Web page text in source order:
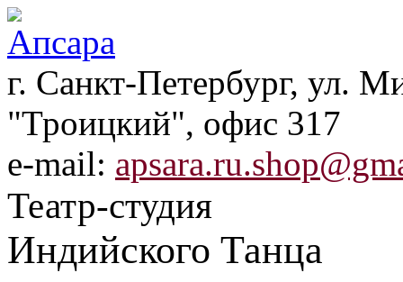
г. Санкт-Петербург, ул.
"Троицкий", офис 317
e-mail:
Театр-студия
Индийского Танца